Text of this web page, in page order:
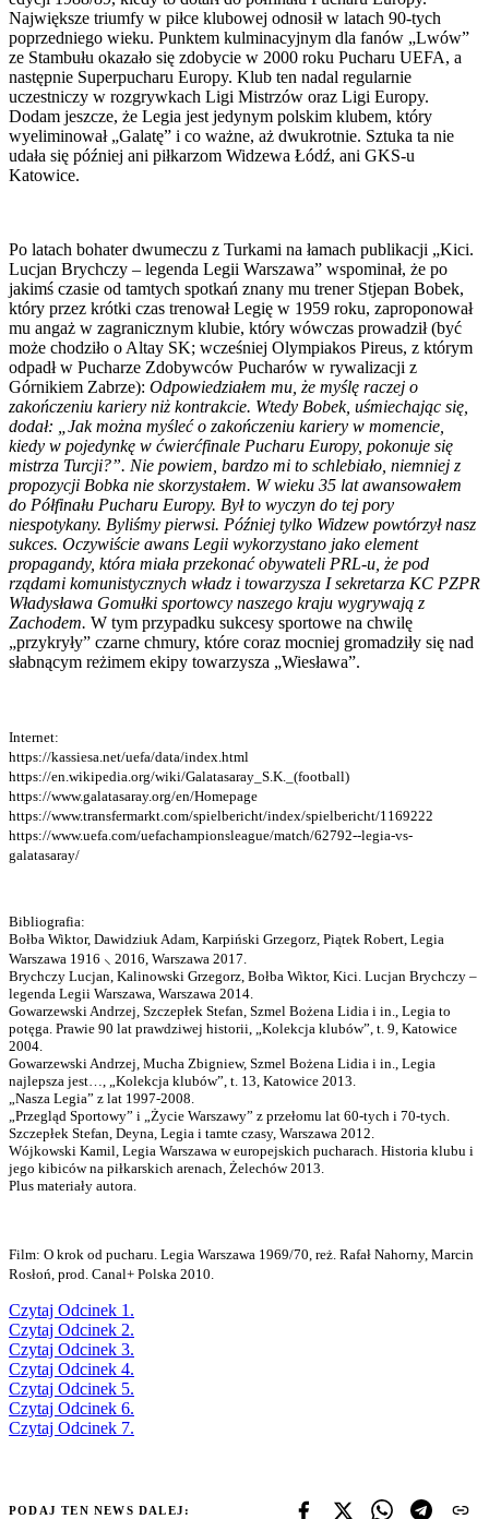
Największe triumfy w piłce klubowej odnosił w latach 90-tych
poprzedniego wieku. Punktem kulminacyjnym dla fanów „Lwów”
ze Stambułu okazało się zdobycie w 2000 roku Pucharu UEFA, a
następnie Superpucharu Europy. Klub ten nadal regularnie
uczestniczy w rozgrywkach Ligi Mistrzów oraz Ligi Europy.
Dodam jeszcze, że Legia jest jedynym polskim klubem, który
wyeliminował „Galatę” i co ważne, aż dwukrotnie. Sztuka ta nie
udała się później ani piłkarzom Widzewa Łódź, ani GKS-u
Katowice.
Po latach bohater dwumeczu z Turkami na łamach publikacji „Kici.
Lucjan Brychczy – legenda Legii Warszawa” wspominał, że po
jakimś czasie od tamtych spotkań znany mu trener Stjepan Bobek,
który przez krótki czas trenował Legię w 1959 roku, zaproponował
mu angaż w zagranicznym klubie, który wówczas prowadził (być
może chodziło o Altay SK; wcześniej Olympiakos Pireus, z którym
odpadł w Pucharze Zdobywców Pucharów w rywalizacji z
Górnikiem Zabrze): Odpowiedziałem mu, że myślę raczej o
zakończeniu kariery niż kontrakcie. Wtedy Bobek, uśmiechając się,
dodał: „Jak można myśleć o zakończeniu kariery w momencie,
kiedy w pojedynkę w ćwierćfinale Pucharu Europy, pokonuje się
mistrza Turcji?”. Nie powiem, bardzo mi to schlebiało, niemniej z
propozycji Bobka nie skorzystałem. W wieku 35 lat awansowałem
do Półfinału Pucharu Europy. Był to wyczyn do tej pory
niespotykany. Byliśmy pierwsi. Później tylko Widzew powtórzył nasz
sukces. Oczywiście awans Legii wykorzystano jako element
propagandy, która miała przekonać obywateli PRL-u, że pod
rządami komunistycznych władz i towarzysza I sekretarza KC PZPR
Władysława Gomułki sportowcy naszego kraju wygrywają z
Zachodem. W tym przypadku sukcesy sportowe na chwilę
„przykryły” czarne chmury, które coraz mocniej gromadziły się nad
słabnącym reżimem ekipy towarzysza „Wiesława”.
Internet:
https://kassiesa.net/uefa/data/index.html
https://en.wikipedia.org/wiki/Galatasaray_S.K._(football)
https://www.galatasaray.org/en/Homepage
https://www.transfermarkt.com/spielbericht/index/spielbericht/1169222
https://www.uefa.com/uefachampionsleague/match/62792--legia-vs-
galatasaray/
Bibliografia:
Bołba Wiktor, Dawidziuk Adam, Karpiński Grzegorz, Piątek Robert, Legia
Warszawa 1916 ⸜ 2016, Warszawa 2017.
Brychczy Lucjan, Kalinowski Grzegorz, Bołba Wiktor, Kici. Lucjan Brychczy –
legenda Legii Warszawa, Warszawa 2014.
Gowarzewski Andrzej, Szczepłek Stefan, Szmel Bożena Lidia i in., Legia to
potęga. Prawie 90 lat prawdziwej historii, „Kolekcja klubów”, t. 9, Katowice
2004.
Gowarzewski Andrzej, Mucha Zbigniew, Szmel Bożena Lidia i in., Legia
najlepsza jest…, „Kolekcja klubów”, t. 13, Katowice 2013.
„Nasza Legia” z lat 1997-2008.
„Przegląd Sportowy” i „Życie Warszawy” z przełomu lat 60-tych i 70-tych.
Szczepłek Stefan, Deyna, Legia i tamte czasy, Warszawa 2012.
Wójkowski Kamil, Legia Warszawa w europejskich pucharach. Historia klubu i
jego kibiców na piłkarskich arenach, Żelechów 2013.
Plus materiały autora.
Film: O krok od pucharu. Legia Warszawa 1969/70, reż. Rafał Nahorny, Marcin
Rosłoń, prod. Canal+ Polska 2010.
Czytaj Odcinek 1.
Czytaj Odcinek 2.
Czytaj Odcinek 3.
Czytaj Odcinek 4.
Czytaj Odcinek 5.
Czytaj Odcinek 6.
Czytaj Odcinek 7.
PODAJ TEN NEWS DALEJ: